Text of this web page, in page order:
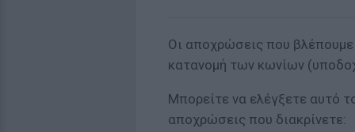
Οι αποχρώσεις που
κατανομή των κωνίων
Μπορείτε να ελέγξετε αυτό
αποχρώσεις που διακρίνετε: